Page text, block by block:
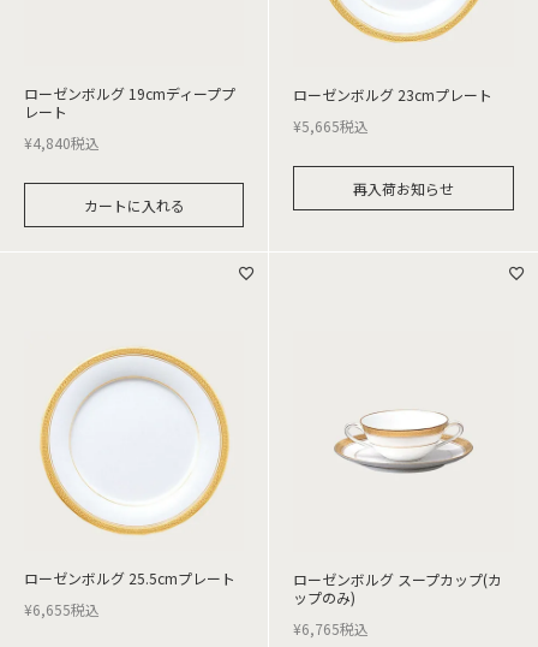
ローゼンボルグ 19cmディーププ
レート
¥4,840税込
カートに入れる
ローゼンボルグ 23cmプレート
¥5,665税込
再入荷お知らせ
ローゼンボルグ 25.5cmプレート
¥6,655税込
ローゼンボルグ スープカップ(カ
ップのみ)
¥6,765税込